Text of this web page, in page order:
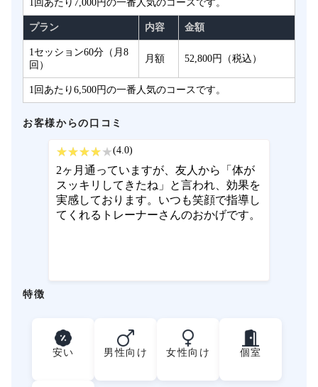
1回あたり7,000円の一番人気のコースです。
プラン 内容 金額
1セッション60分（月8
回）
月額 52,800円（税込）
1回あたり6,500円の一番人気のコースです。
お客様からの口コミ
(4.0)
2ヶ月通っていますが、友人から「体が
スッキリしてきたね」と言われ、効果を
実感しております。いつも笑顔で指導し
てくれるトレーナーさんのおかげです。
特徴
安い 男性向け 女性向け 個室